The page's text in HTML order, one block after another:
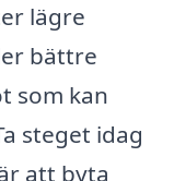
lägre
bättre
som kan
steget idag
att byta